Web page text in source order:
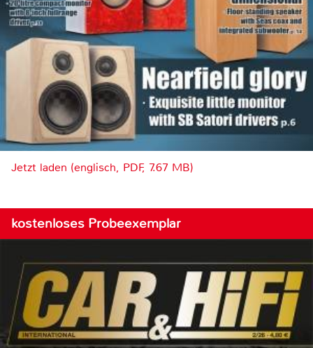
Jetzt laden (englisch, PDF, 7.67 MB)
kostenloses Probeexemplar